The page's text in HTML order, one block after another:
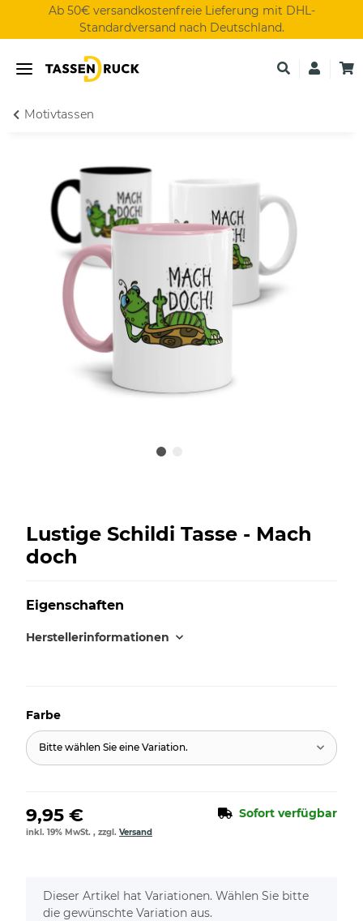
Ab 50€ versandkostenfreie Lieferung mit DHL-
Standardversand nach Deutschland.
Motivtassen
Lustige Schildi Tasse - Mach
doch
Eigenschaften
Herstellerinformationen
Farbe
Bitte wählen Sie eine Variation.
9,95 € Sofort verfügbar
inkl. 19% MwSt. , zzgl. Versand
x
Dieser Artikel hat Variationen. Wählen Sie bitte
die gewünschte Variation aus.